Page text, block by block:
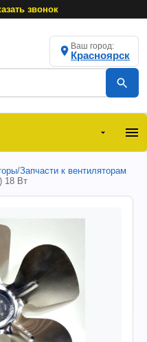
звонок
Ваш город:
Красноярск
/Запчасти к вентиляторам
18 Вт